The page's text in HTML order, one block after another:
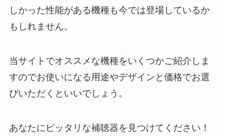
しかった性能がある機種も今では登場しているか
もしれません。
当サイトでオススメな機種をいくつかご紹介しま
すのでお使いになる用途やデザインと価格でお選
びいただくといいでしょう。
あなたにピッタリな補聴器を見つけてください！